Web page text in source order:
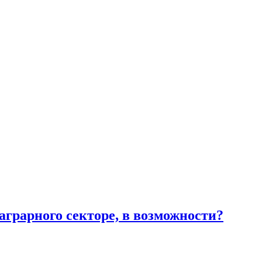
секторе, в возможности?